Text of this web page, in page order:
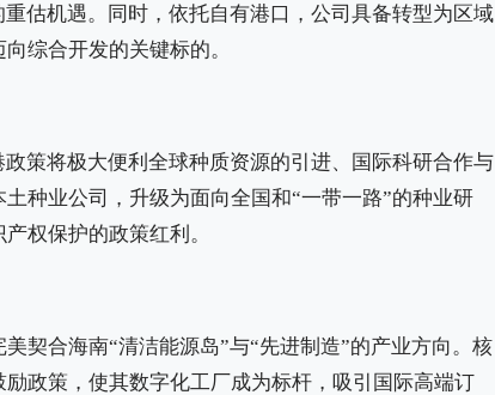
估机遇。同时，依托自有港口，公司具备转型为区域
综合开发的关键标的。
策将极大便利全球种质资源的引进、国际科研合作与
种业公司，升级为面向全国和“一带一路”的种业研
权保护的政策红利。
契合海南“清洁能源岛”与“先进制造”的产业方向。核
政策，使其数字化工厂成为标杆，吸引国际高端订